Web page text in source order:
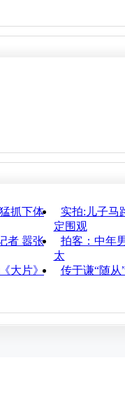
抓下体
实拍:儿子马
定围观
者 嚣张
拍客：中年
太
大片》
传于谦“随从